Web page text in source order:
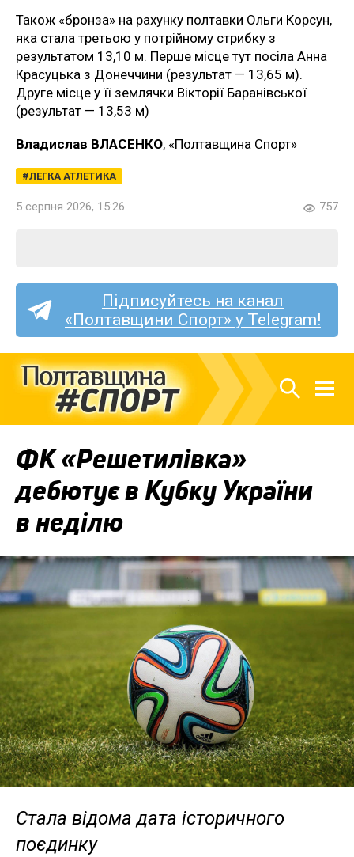
Також «бронза» на рахунку полтавки Ольги Корсун,
яка стала третьою у потрійному стрибку з
результатом 13,10 м. Перше місце тут посіла Анна
Красуцька з Донеччини (результат — 13,65 м).
Друге місце у її землячки Вікторії Баранівської
(результат — 13,53 м)
Владислав ВЛАСЕНКО, «Полтавщина Спорт»
ЛЕГКА АТЛЕТИКА
5 серпня 2026, 15:26 757
Підписуйтесь на канал
«Полтавщини Спорт» у Telegram!
ФК «Решетилівка»
дебютує в Кубку України
в неділю
Стала відома дата історичного
поєдинку